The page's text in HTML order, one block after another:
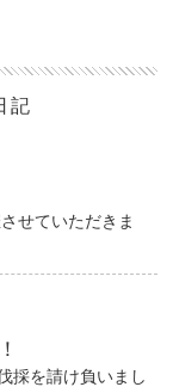
記
せていただきま
採を請け負いまし